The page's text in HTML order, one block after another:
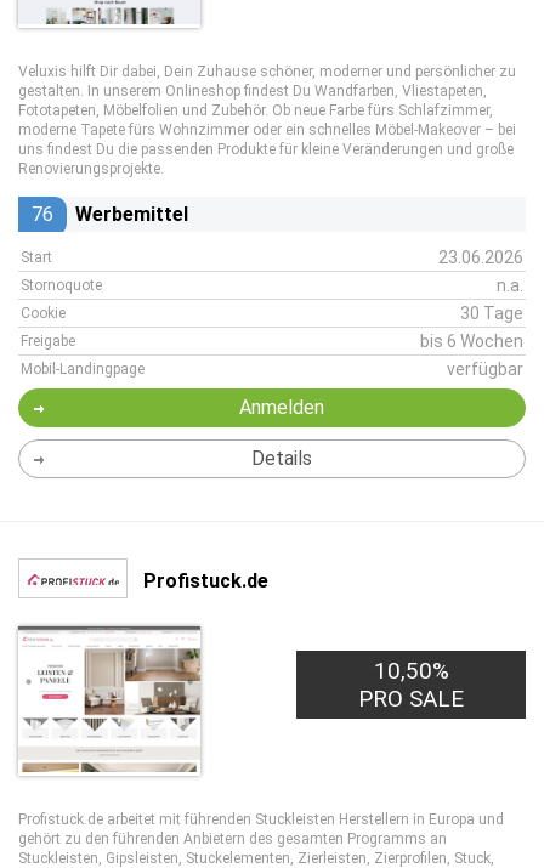
Veluxis hilft Dir dabei, Dein Zuhause schöner, moderner und persönlicher zu
gestalten. In unserem Onlineshop findest Du Wandfarben, Vliestapeten,
Fototapeten, Möbelfolien und Zubehör. Ob neue Farbe fürs Schlafzimmer,
moderne Tapete fürs Wohnzimmer oder ein schnelles Möbel-Makeover – bei
uns findest Du die passenden Produkte für kleine Veränderungen und große
Renovierungsprojekte.
76 Werbemittel
Start 23.06.2026
Stornoquote n.a.
Cookie 30 Tage
Freigabe bis 6 Wochen
Mobil-Landingpage verfügbar
Anmelden
Details
Profistuck.de
10,50%
PRO SALE
Profistuck.de arbeitet mit führenden Stuckleisten Herstellern in Europa und
gehört zu den führenden Anbietern des gesamten Programms an
Stuckleisten, Gipsleisten, Stuckelementen, Zierleisten, Zierprofilen, Stuck,